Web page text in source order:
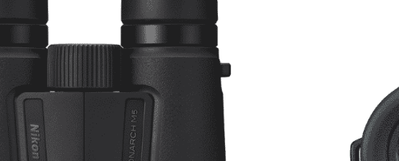
Ei varastossa. (Toimitus 7-9 pv)